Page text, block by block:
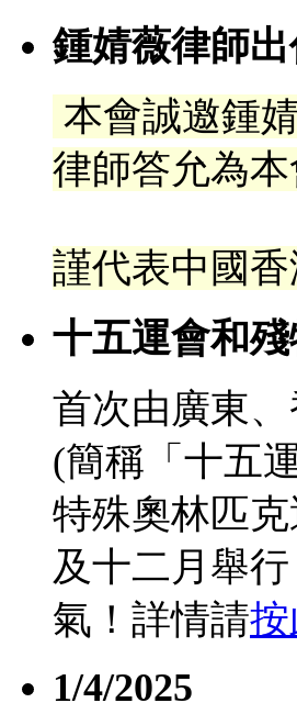
鍾婧薇律師
本會誠邀鍾
律師答允為
謹代表中國
十五運會和
首次由廣東
(簡稱「十五
特殊奧林匹
及十二月舉
氣！詳情請
1/4/2025